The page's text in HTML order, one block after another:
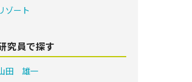
ゾート
究員で探す
田 雄一